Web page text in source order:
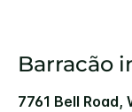
Barracão
7761 Bell Road,